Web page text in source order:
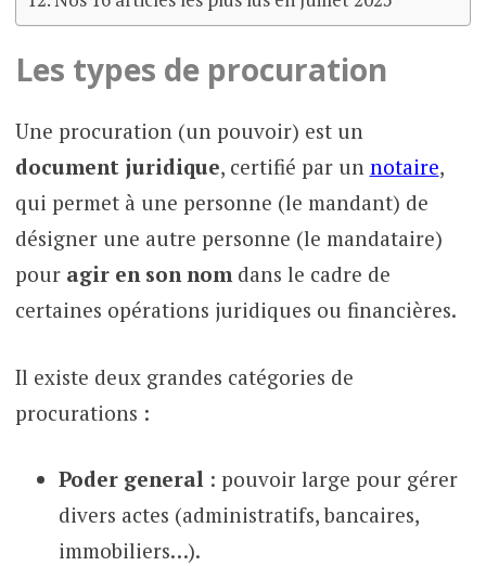
Les types de procuration
Une procuration (un pouvoir) est un
document juridique, certifié par un notaire,
qui permet à une personne (le mandant) de
désigner une autre personne (le mandataire)
pour agir en son nomdans le cadre de
certaines opérations juridiques ou financières.
Il existe deux grandes catégories de
procurations :
Poder general: pouvoir large pour gérer
divers actes (administratifs, bancaires,
immobiliers…).